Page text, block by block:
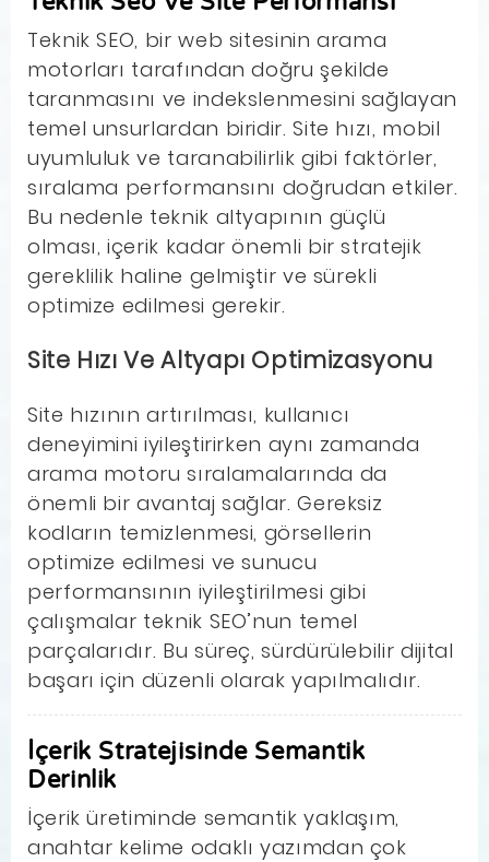
Teknik SEO, bir web sitesinin arama
motorları tarafından doğru şekilde
taranmasını ve indekslenmesini sağlayan
temel unsurlardan biridir. Site hızı, mobil
uyumluluk ve taranabilirlik gibi faktörler,
sıralama performansını doğrudan etkiler.
Bu nedenle teknik altyapının güçlü
olması, içerik kadar önemli bir stratejik
gereklilik haline gelmiştir ve sürekli
optimize edilmesi gerekir.
Site Hızı Ve Altyapı Optimizasyonu
Site hızının artırılması, kullanıcı
deneyimini iyileştirirken aynı zamanda
arama motoru sıralamalarında da
önemli bir avantaj sağlar. Gereksiz
kodların temizlenmesi, görsellerin
optimize edilmesi ve sunucu
performansının iyileştirilmesi gibi
çalışmalar teknik SEO’nun temel
parçalarıdır. Bu süreç, sürdürülebilir dijital
başarı için düzenli olarak yapılmalıdır.
İçerik Stratejisinde Semantik
Derinlik
İçerik üretiminde semantik yaklaşım,
anahtar kelime odaklı yazımdan çok